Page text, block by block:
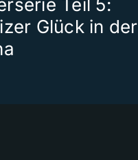
Teil 5:
Glück in der